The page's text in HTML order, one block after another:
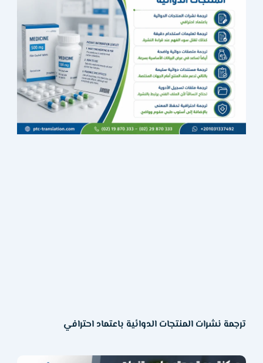
ترجمة نشرات المنتجات الدوائية باعتماد احترافي